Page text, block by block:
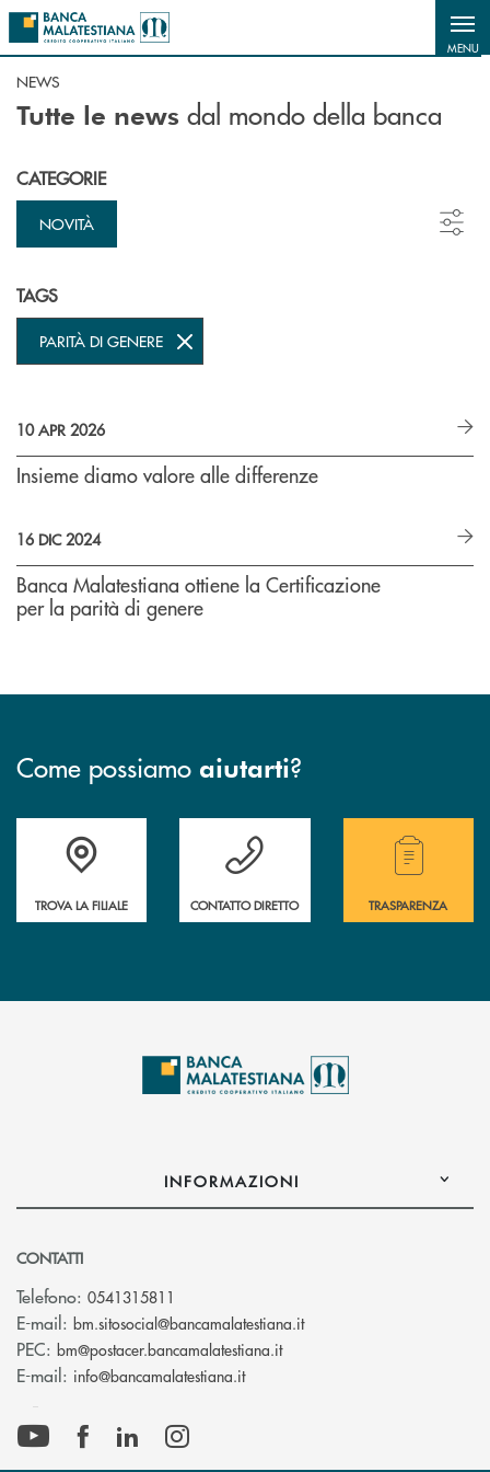
Salta al contenuto principale
MENU
NEWS
Tutte le news dal mondo della banca
CATEGORIE
NOVITÀ
TAGS
PARITÀ DI GENERE
10 APR 2026
Insieme diamo valore alle differenze
16 DIC 2024
Banca Malatestiana ottiene la Certificazione
per la parità di genere
Come possiamo aiutarti?
Trova la filiale più vicina a te.
TROVA LA FILIALE
Hai bisogno di assistenza ?&nbsp;
CONTATTO DIRETTO
Hai bisogno di
TRASPARENZA
INFORMAZIONI
CONTATTI
Telefono: 0541315811
E-mail: bm.sitosocial@bancamalatestiana.it(si apre l’app di posta
PEC: bm@postacer.bancamalatestiana.it(si apre l’app di posta
E-mail: info@bancamalatestiana.it(si apre l’app di posta